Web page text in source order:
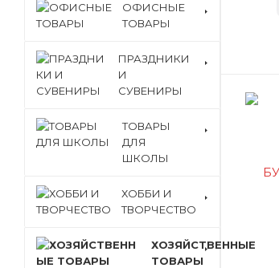
ОФИСНЫЕ
ТОВАРЫ
ПРАЗДНИКИ
И
СУВЕНИРЫ
ТОВАРЫ
ДЛЯ
ШКОЛЫ
ХОББИ И
ТВОРЧЕСТВО
ХОЗЯЙСТВЕННЫЕ
ТОВАРЫ